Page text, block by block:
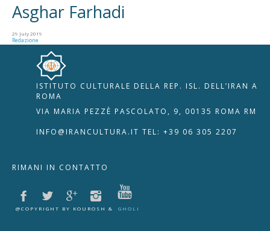
Asghar Farhadi
29 July 2019
Redazione
ISTITUTO CULTURALE DELLA REP. ISL. DELL’IRAN A
ROMA
VIA MARIA PEZZÈ PASCOLATO, 9, 00135 ROMA RM
INFO@IRANCULTURA.IT TEL: +39 06 305 2207
RIMANI IN CONTATTO
@COPYRIGHT BY KOUROSH & GHOLI
RIPRISTINA 🇮🇹 🇬🇧
Disattiva Immagini
Evidenzia Link